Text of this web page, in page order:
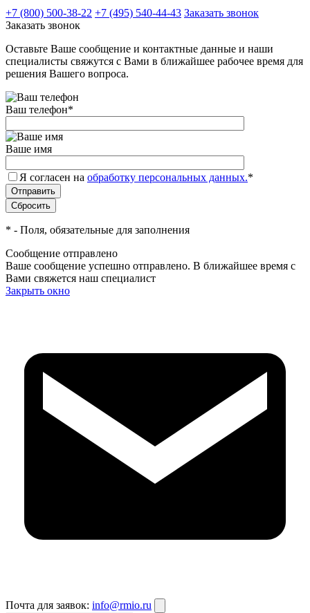
+7 (800) 500-38-22 +7 (495) 540-44-43 Заказать звонок
Заказать звонок
Оставьте Ваше сообщение и контактные данные и наши
специалисты свяжутся с Вами в ближайшее рабочее время для
решения Вашего вопроса.
Ваш телефон*
Ваше имя
Я согласен на обработку персональных данных.*
* - Поля, обязательные для заполнения
Сообщение отправлено
Ваше сообщение успешно отправлено. В ближайшее время с
Вами свяжется наш специалист
Закрыть окно
Почта для заявок: info@rmio.ru